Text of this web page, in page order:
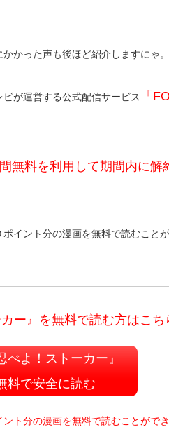
かった声も後ほど紹介しますにゃ。
が運営する公式配信サービス
「
無料を利用して期間内に解
イント分の漫画を無料で読むこと
ー』を無料で読む方はこち
べよ！ストーカー』
料で安全に読む
ト分の漫画を無料で読むことができ